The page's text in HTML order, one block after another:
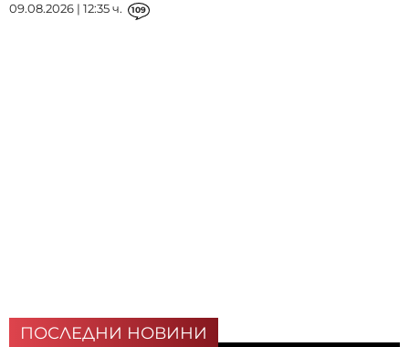
09.08.2026 | 12:35 ч. 109
ПОСЛЕДНИ НОВИНИ